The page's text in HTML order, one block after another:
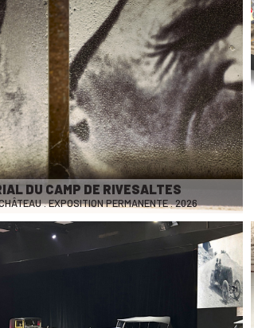
DU CAMP DE RIVESALTES
. EXPOSITION PERMANENTE . 2026